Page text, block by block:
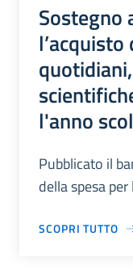
Sostegno
l'anno
Pubblicato il
della spesa
SCOPRI TUTTO